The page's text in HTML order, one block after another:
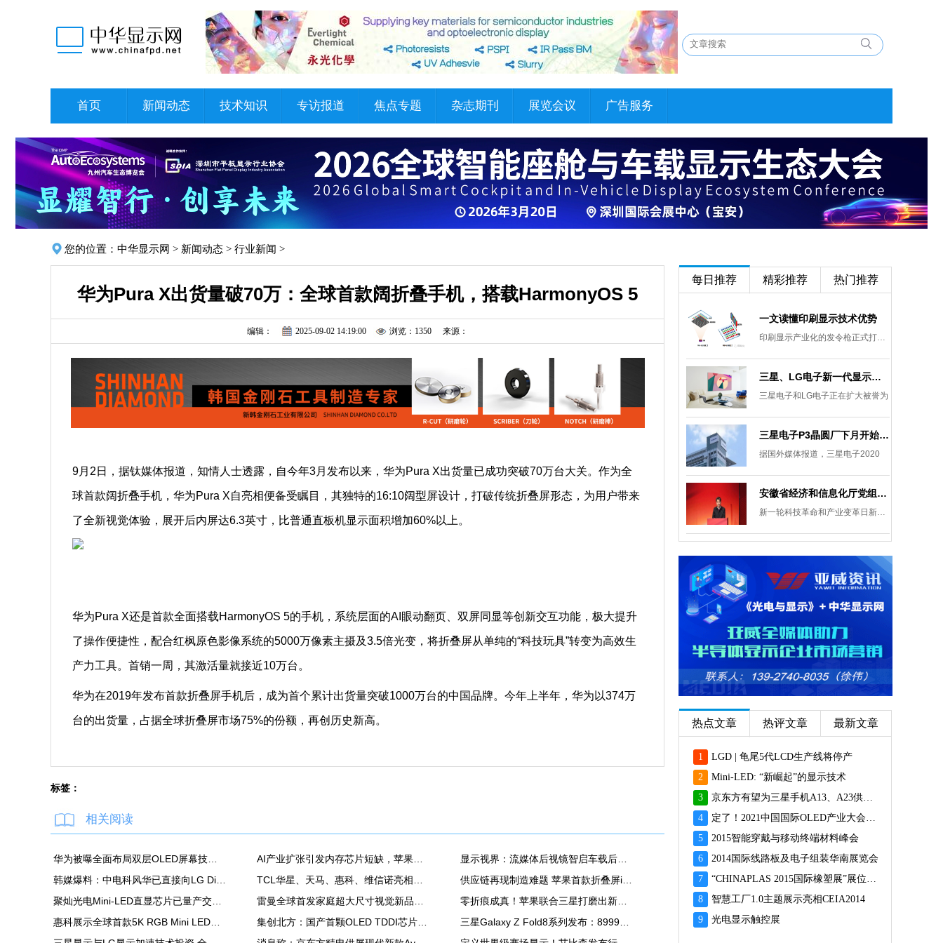
首页 新闻动态 技术知识 专访报道 焦点专题 杂志期刊 展览会议 广告服务
您的位置： 中华显示网 > 新闻动态 > 行业新闻 >
华为Pura X出货量破70万：全球首款阔折叠手机，搭载HarmonyOS 5
编辑： 2025-09-02 14:19:00 浏览：1350 来源：
9月2日，据钛媒体报道，知情人士透露，自今年3月发布以来，华为Pura X出货量已成功突破70万台大关。作为全
球首款阔折叠手机，华为Pura X自亮相便备受瞩目，其独特的16:10阔型屏设计，打破传统折叠屏形态，为用户带来
了全新视觉体验，展开后内屏达6.3英寸，比普通直板机显示面积增加60%以上。
华为Pura X还是首款全面搭载HarmonyOS 5的手机，系统层面的AI眼动翻页、双屏同显等创新交互功能，极大提升
了操作便捷性，配合红枫原色影像系统的5000万像素主摄及3.5倍光变，将折叠屏从单纯的“科技玩具”转变为高效生
产力工具。首销一周，其激活量就接近10万台。
华为在2019年发布首款折叠屏手机后，成为首个累计出货量突破1000万台的中国品牌。今年上半年，华为以374万
台的出货量，占据全球折叠屏市场75%的份额，再创历史新高。
标签：
相关阅读
每日推荐 精彩推荐 热门推荐
一文读懂印刷显示技术优势
印刷显示产业化的发令枪正式打响。
三星、LG电子新一代显示发展目标：集中扩大Micro LED 应用产品线
三星电子和LG电子正在扩大被誉为
三星电子P3晶圆厂下月开始安装设备，计划下半年建成
据国外媒体报道，三星电子2020
安徽省经济和信息化厅党组成员、副厅长柯文斌：掌握显示技术发展主动权 打造新型显示产业制造集群
新一轮科技革命和产业变革日新月异
热点文章 热评文章 最新文章
1
LGD | 龟尾5代LCD生产线将停产
2
Mini-LED: “新崛起”的显示技术
3
京东方有望为三星手机A13、A23供应面板
4
定了！2021中国国际OLED产业大会12月重磅启幕
5
2015智能穿戴与移动终端材料峰会
6
2014国际线路板及电子组装华南展览会
7
“CHINAPLAS 2015国际橡塑展”展位预订火爆 彰显橡塑业乐观前景
8
智慧工厂1.0主题展示亮相CEIA2014
9
光电显示触控展